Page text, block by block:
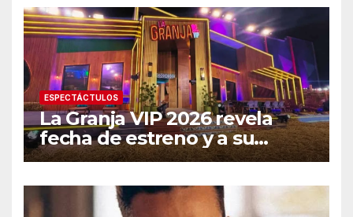
ESPECTÁCTULOS
La Granja VIP 2026 revela
fecha de estreno y a su
primer famoso confirmado